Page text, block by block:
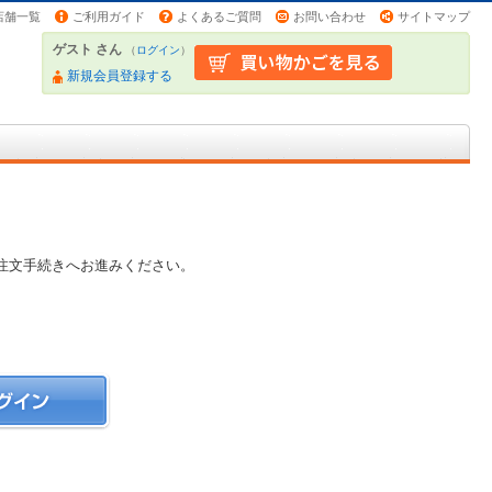
舗一覧 ご利用ガイド よくあるご質問 お問い合わせ サイトマップ
ゲスト さん （ログイン）
新規会員登録する
手続きへお進みください。